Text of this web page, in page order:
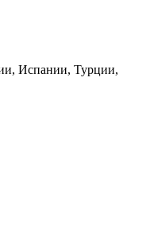
Испании, Турции,